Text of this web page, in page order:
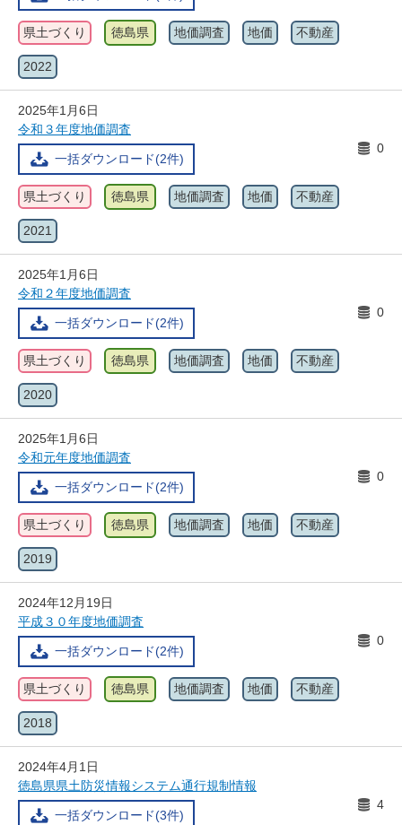
県土づくり 徳島県 地価調査 地価 不動産
2022
2025年1月6日
令和３年度地価調査
一括ダウンロード(2件)
0
県土づくり 徳島県 地価調査 地価 不動産
2021
2025年1月6日
令和２年度地価調査
一括ダウンロード(2件)
0
県土づくり 徳島県 地価調査 地価 不動産
2020
2025年1月6日
令和元年度地価調査
一括ダウンロード(2件)
0
県土づくり 徳島県 地価調査 地価 不動産
2019
2024年12月19日
平成３０年度地価調査
一括ダウンロード(2件)
0
県土づくり 徳島県 地価調査 地価 不動産
2018
2024年4月1日
徳島県県土防災情報システム通行規制情報
一括ダウンロード(3件)
4